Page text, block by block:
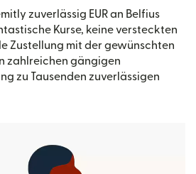
zuverlässig EUR an Belfius
Kurse, keine versteckten
Zustellung mit der gewünschten
zahlreichen gängigen
zu Tausenden zuverlässigen